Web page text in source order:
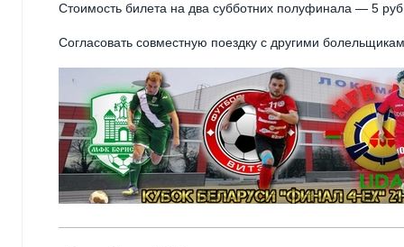
Стоимость билета на два субботних полуфинала — 5
Согласовать совместную поездку с другими